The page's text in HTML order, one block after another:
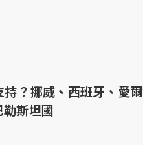
持？挪威、西班牙、愛爾
斯坦國